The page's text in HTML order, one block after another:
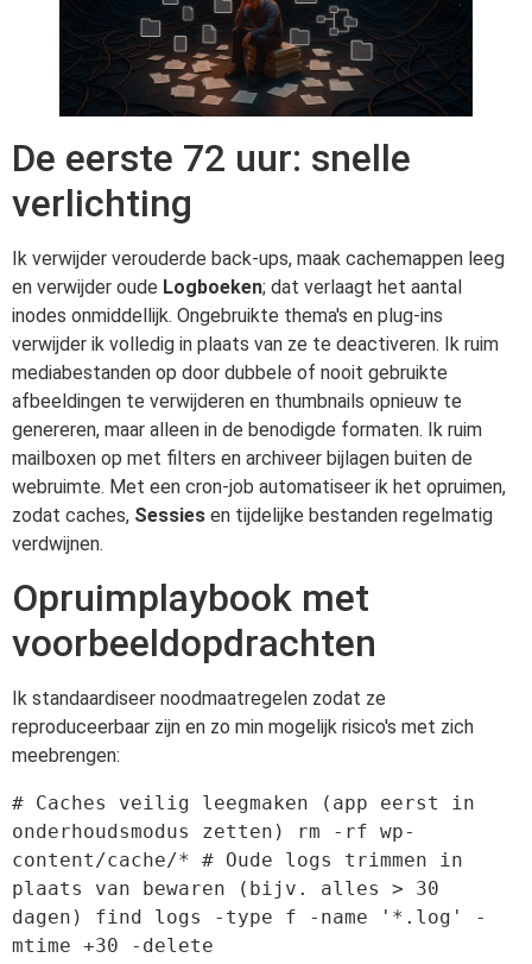
De eerste 72 uur: snelle
verlichting
Ik verwijder verouderde back-ups, maak cachemappen leeg
en verwijder oude Logboeken; dat verlaagt het aantal
inodes onmiddellijk. Ongebruikte thema's en plug-ins
verwijder ik volledig in plaats van ze te deactiveren. Ik ruim
mediabestanden op door dubbele of nooit gebruikte
afbeeldingen te verwijderen en thumbnails opnieuw te
genereren, maar alleen in de benodigde formaten. Ik ruim
mailboxen op met filters en archiveer bijlagen buiten de
webruimte. Met een cron-job automatiseer ik het opruimen,
zodat caches, Sessies en tijdelijke bestanden regelmatig
verdwijnen.
Opruimplaybook met
voorbeeldopdrachten
Ik standaardiseer noodmaatregelen zodat ze
reproduceerbaar zijn en zo min mogelijk risico's met zich
meebrengen:
# Caches veilig leegmaken (app eerst in
onderhoudsmodus zetten) rm -rf wp-
content/cache/* # Oude logs trimmen in
plaats van bewaren (bijv. alles > 30
dagen) find logs -type f -name '*.log' -
mtime +30 -delete